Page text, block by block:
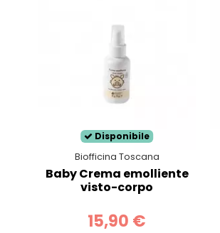
Disponibile
Biofficina Toscana
Baby Crema emolliente
visto-corpo
15,90 €